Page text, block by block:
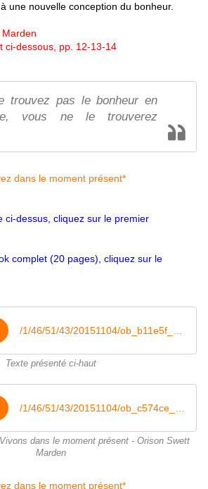
une nouvelle conception du bonheur.
ci-dessous, pp. 12-13-14
trouvez pas le bonheur en
vous ne le trouverez
ci-dessus, cliquez sur le premier
complet (20 pages), cliquez sur le
Texte présenté ci-haut
dans le moment présent - Orison Swett
Marden